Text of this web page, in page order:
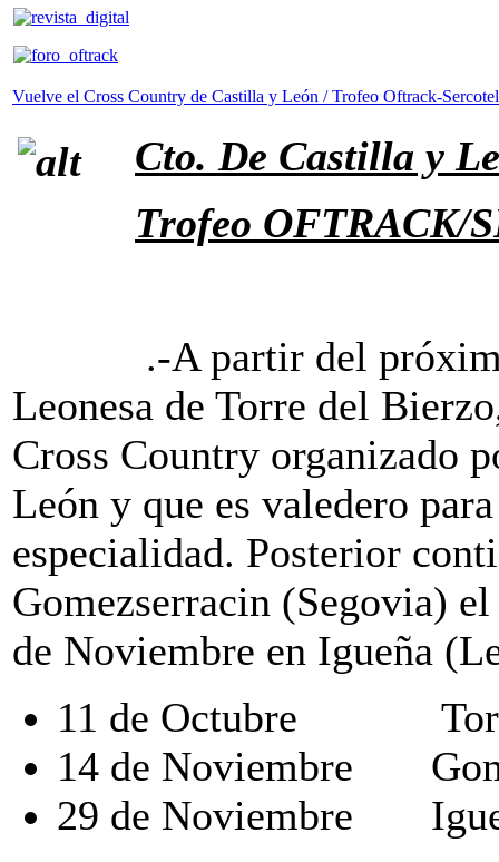
Vuelve el Cross Country de Castilla y León / Trofeo Oftrack-Sercotel
Cto. De Castilla y
Trofeo OFTRACK/
.-A partir del próximo
Leonesa de Torre del
Cross Country organizado
León y que es valedero
especialidad. Posterior
Gomezserracin (Segovia)
de Noviembre en Igueña
11 de Octubre
14 de Noviembre
29 de Noviembre